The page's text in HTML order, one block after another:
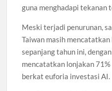
guna menghadapi tekanan
Meski terjadi penurunan,
Taiwan masih
sepanjang tahun ini,
mencatatkan lonjakan
berkat euforia investasi AI.